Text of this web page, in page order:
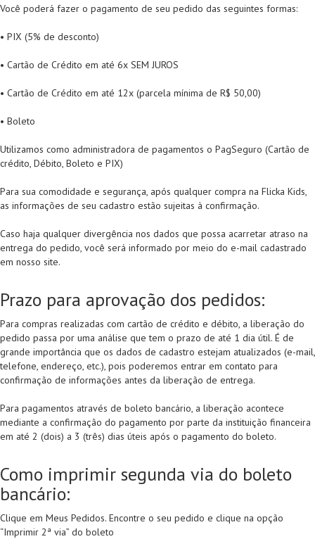
Você poderá fazer o pagamento de seu pedido das seguintes formas:
• PIX (5% de desconto)
• Cartão de Crédito em até 6x SEM JUROS
• Cartão de Crédito em até 12x (parcela mínima de R$ 50,00)
• Boleto
Utilizamos como administradora de pagamentos o PagSeguro (Cartão de
crédito, Débito, Boleto e PIX)
Para sua comodidade e segurança, após qualquer compra na Flicka Kids,
as informações de seu cadastro estão sujeitas à confirmação.
Caso haja qualquer divergência nos dados que possa acarretar atraso na
entrega do pedido, você será informado por meio do e-mail cadastrado
em nosso site.
Prazo para aprovação dos pedidos:
Para compras realizadas com cartão de crédito e débito, a liberação do
pedido passa por uma análise que tem o prazo de até 1 dia útil. É de
grande importância que os dados de cadastro estejam atualizados (e-mail,
telefone, endereço, etc.), pois poderemos entrar em contato para
confirmação de informações antes da liberação de entrega.
Para pagamentos através de boleto bancário, a liberação acontece
mediante a confirmação do pagamento por parte da instituição financeira
em até 2 (dois) a 3 (três) dias úteis após o pagamento do boleto.
Como imprimir segunda via do boleto
bancário:
Clique em Meus Pedidos. Encontre o seu pedido e clique na opção
“Imprimir 2ª via” do boleto